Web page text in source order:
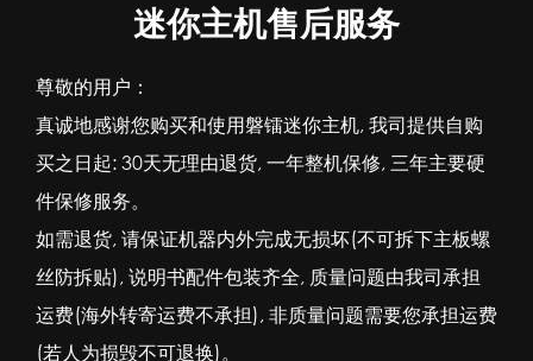
迷你主机售后服务
尊敬的用户：
真诚地感谢您购买和使用磐镭迷你主机, 我司提供自购
买之日起: 30天无理由退货, 一年整机保修, 三年主要硬
件保修服务。
如需退货, 请保证机器内外完成无损坏(不可拆下主板螺
丝防拆贴), 说明书配件包装齐全, 质量问题由我司承担
运费(海外转寄运费不承担), 非质量问题需要您承担运费
(若人为损毁不可退换) 。